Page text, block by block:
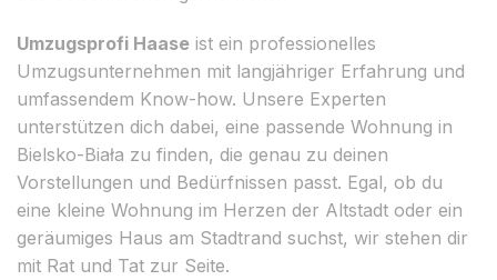
Umzugsprofi Haase ist ein professionelles
Umzugsunternehmen mit langjähriger Erfahrung und
umfassendem Know-how. Unsere Experten
unterstützen dich dabei, eine passende Wohnung in
Bielsko-Biała zu finden, die genau zu deinen
Vorstellungen und Bedürfnissen passt. Egal, ob du
eine kleine Wohnung im Herzen der Altstadt oder ein
geräumiges Haus am Stadtrand suchst, wir stehen dir
mit Rat und Tat zur Seite.